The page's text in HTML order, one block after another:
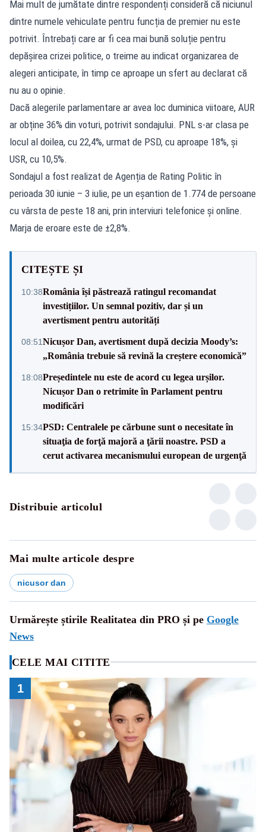
Mai mult de jumătate dintre respondenți consideră că niciunul
dintre numele vehiculate pentru funcția de premier nu este
potrivit. Întrebați care ar fi cea mai bună soluție pentru
depășirea crizei politice, o treime au indicat organizarea de
alegeri anticipate, în timp ce aproape un sfert au declarat că
nu au o opinie.
Dacă alegerile parlamentare ar avea loc duminica viitoare, AUR
ar obține 36% din voturi, potrivit sondajului. PNL s-ar clasa pe
locul al doilea, cu 22,4%, urmat de PSD, cu aproape 18%, și
USR, cu 10,5%.
Sondajul a fost realizat de Agenția de Rating Politic în
perioada 30 iunie – 3 iulie, pe un eșantion de 1.774 de persoane
cu vârsta de peste 18 ani, prin interviuri telefonice și online.
Marja de eroare este de ±2,8%.
CITEȘTE ȘI
10:38România își păstrează ratingul recomandat
investițiilor. Un semnal pozitiv, dar și un
avertisment pentru autorități
08:51Nicușor Dan, avertisment după decizia Moody’s:
„România trebuie să revină la creștere economică”
18:08Președintele nu este de acord cu legea urșilor.
Nicușor Dan o retrimite în Parlament pentru
modificări
15:34PSD: Centralele pe cărbune sunt o necesitate în
situaţia de forţă majoră a ţării noastre. PSD a
cerut activarea mecanismului european de urgenţă
Distribuie articolul
Mai multe articole despre
nicusor dan
Urmărește știrile Realitatea din PRO și pe Google
News
CELE MAI CITITE
1